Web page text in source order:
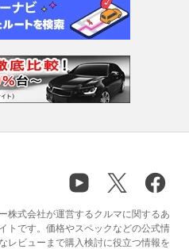
株式会社が運営するクルマに関するあ
トです。価格やスペックなどの公式情
レビューまで購入検討に役立つ情報を